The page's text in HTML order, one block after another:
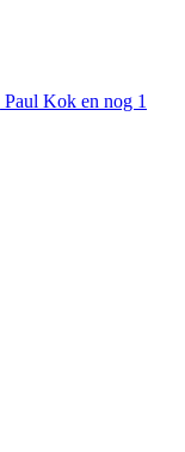
Paul Kok en nog 1